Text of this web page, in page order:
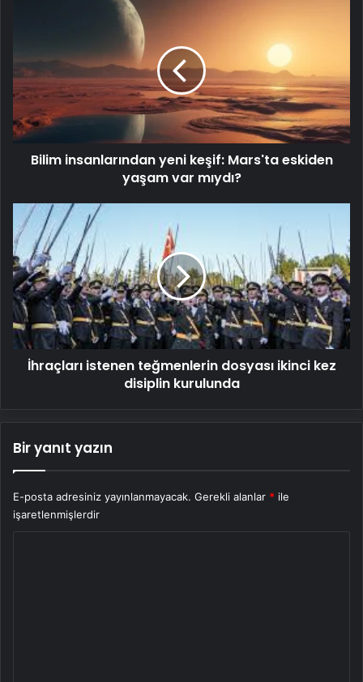
Mars'ta
eskiden
yaşam
var
mıydı?
Bilim insanlarından yeni keşif: Mars'ta eskiden
yaşam var mıydı?
İhraçları
istenen
teğmenlerin
dosyası
ikinci
kez
disiplin
kurulunda
İhraçları istenen teğmenlerin dosyası ikinci kez
disiplin kurulunda
Bir yanıt yazın
E-posta adresiniz yayınlanmayacak. Gerekli alanlar * ile
işaretlenmişlerdir